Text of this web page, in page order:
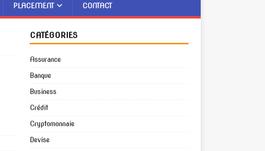
PLACEMENT CONTACT
CATÉGORIES
Assurance
Banque
Business
Crédit
Cryptomonnaie
Devise